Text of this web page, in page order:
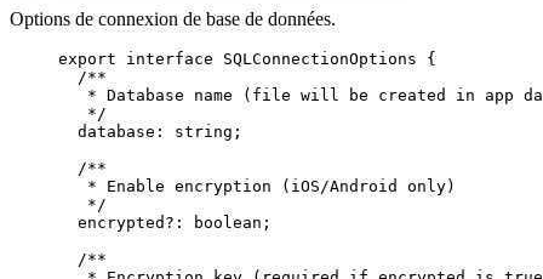
Options de connexion de base de données.
export interface SQLConnectionOptions {
/**
* Database name (file will be created in app
*/
database : string ;
/**
* Enable encryption (iOS/Android only)
*/
encrypted ?: boolean ;
/**